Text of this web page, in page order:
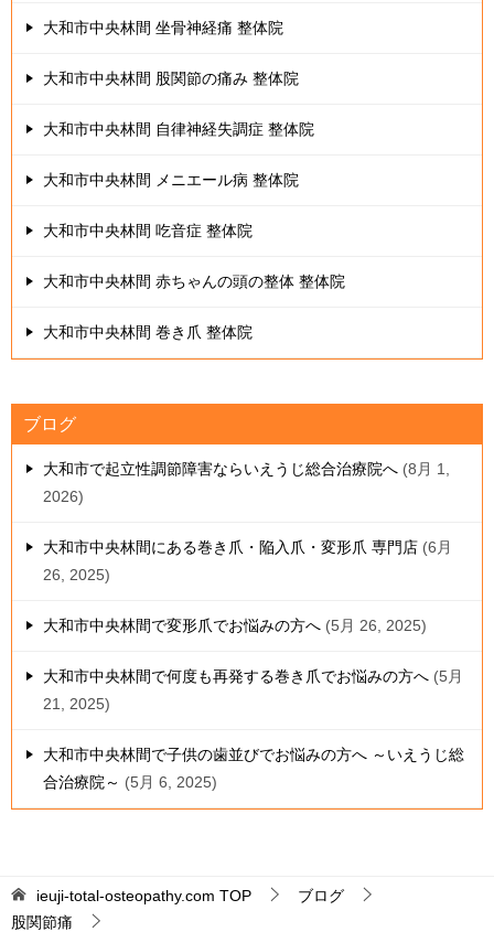
大和市中央林間 坐骨神経痛 整体院
大和市中央林間 股関節の痛み 整体院
大和市中央林間 自律神経失調症 整体院
大和市中央林間 メニエール病 整体院
大和市中央林間 吃音症 整体院
大和市中央林間 赤ちゃんの頭の整体 整体院
大和市中央林間 巻き爪 整体院
ブログ
大和市で起立性調節障害ならいえうじ総合治療院へ 8月 1,
2026
大和市中央林間にある巻き爪・陥入爪・変形爪 専門店 6月
26, 2025
大和市中央林間で変形爪でお悩みの方へ 5月 26, 2025
大和市中央林間で何度も再発する巻き爪でお悩みの方へ 5月
21, 2025
大和市中央林間で子供の歯並びでお悩みの方へ ～いえうじ総
合治療院～
5月 6, 2025
ieuji-total-osteopathy.com TOP
ブログ
股関節痛